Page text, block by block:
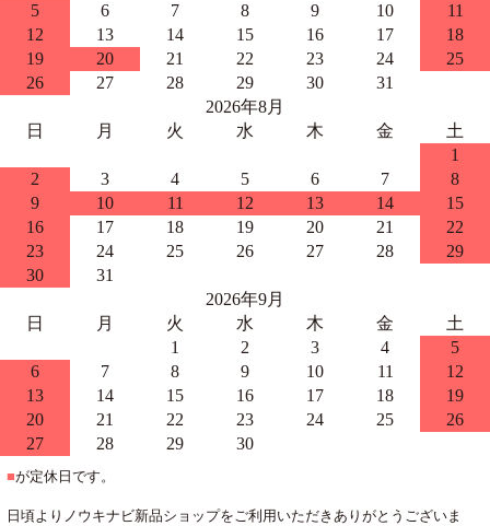
5
6 7 8 9 10
11
12
13 14 15 16 17
18
19
20 21 22 23 24
25
26
27 28 29 30
31
2026年8月
日
月 火 水 木 金
土
1
2
3 4 5 6 7
8
9
10 11 12 13 14
15
16
17 18 19 20 21
22
23
24 25 26 27 28
29
30
31
2026年9月
日
月 火 水 木 金
土
1
2 3 4
5
6
7 8 9 10 11
12
13
14 15 16 17 18
19
20
21 22 23 24 25
26
27
28 29 30
■が定休日です。
日頃よりノウキナビ新品ショップをご利用いただきありがとうございま